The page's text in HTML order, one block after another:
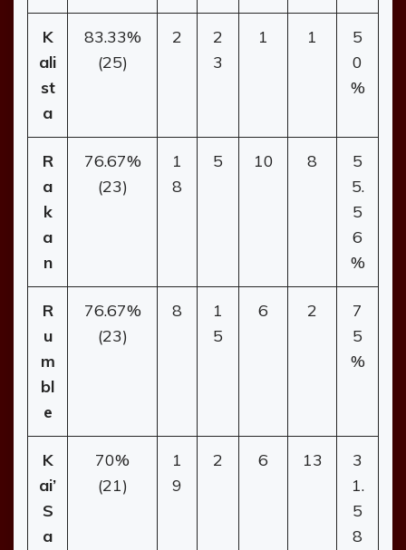
K
ali
st
a
83.33%
(25)
2
2
3
1 1
5
0
%
R
a
k
a
n
76.67%
(23)
1
8
5 10 8
5
5.
5
6
%
R
u
m
bl
e
76.67%
(23)
8
1
5
6 2
7
5
%
K
ai’
S
a
70%
(21)
1
9
2 6 13
3
1.
5
8